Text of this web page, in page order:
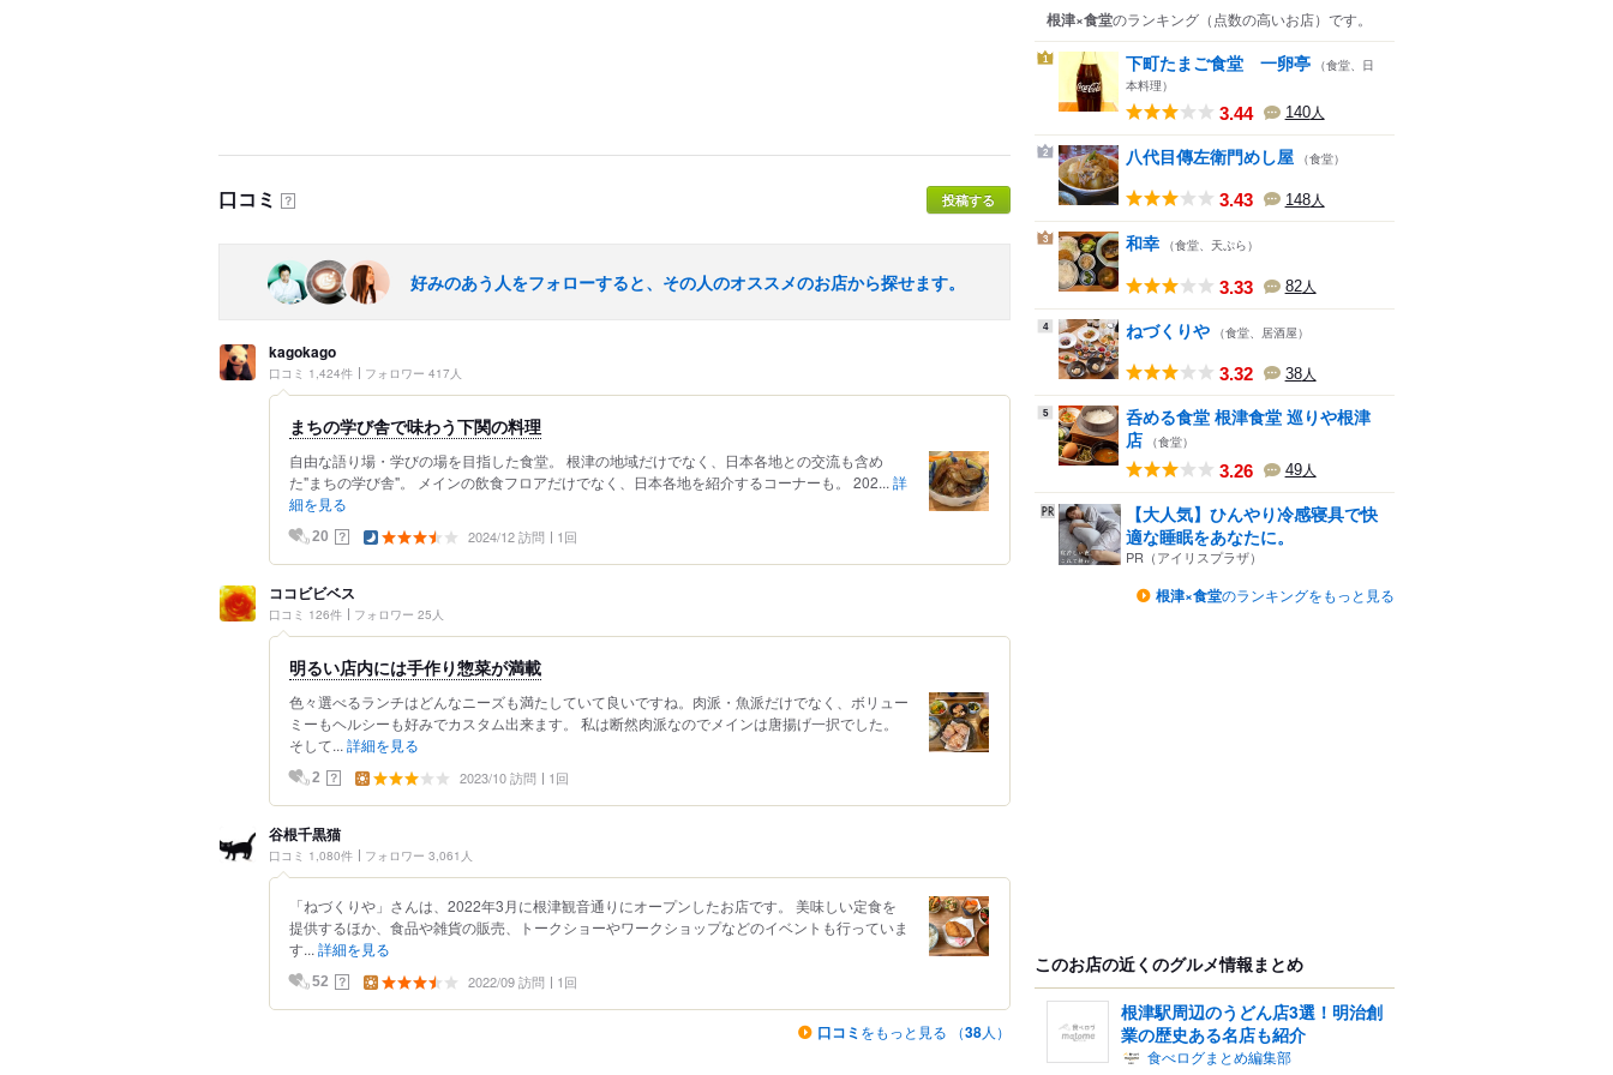
口コミ ？ 投稿する
好みのあう人をフォローすると、その人のオススメのお店から探せます。
kagokago
口コミ 1,424件 フォロワー 417人
まちの学び舎で味わう下関の料理
自由な語り場・学びの場を目指した食堂。 根津の地域だけでなく、日本各地との交流も含め
た"まちの学び舎"。 メインの飲食フロアだけでなく、日本各地を紹介するコーナーも。 202... 詳
細を見る
20 ？ 2024/12 訪問 1回
ココビビベス
口コミ 126件 フォロワー 25人
明るい店内には手作り惣菜が満載
色々選べるランチはどんなニーズも満たしていて良いですね。肉派・魚派だけでなく、ボリュー
ミーもヘルシーも好みでカスタム出来ます。 私は断然肉派なのでメインは唐揚げ一択でした。
そして... 詳細を見る
2 ？ 2023/10 訪問 1回
谷根千黒猫
口コミ 1,080件 フォロワー 3,061人
「ねづくりや」さんは、2022年3月に根津観音通りにオープンしたお店です。 美味しい定食を
提供するほか、食品や雑貨の販売、トークショーやワークショップなどのイベントも行っていま
す... 詳細を見る
52 ？ 2022/09 訪問 1回
口コミ をもっと見る （38人）
根津×食堂のランキング （点数の高いお店） です。
1 下町たまご食堂 一卵亭 （食堂、日
本料理）
3.44 140人
2 八代目傳左衛門めし屋 （食堂）
3.43 148人
3 和幸 （食堂、天ぷら）
3.33 82人
4 ねづくりや （食堂、居酒屋）
3.32 38人
5
呑める食堂 根津食堂 巡りや根津
店 （食堂）
3.26 49人
【大人気】ひんやり冷感寝具で快
適な睡眠をあなたに。
PR（アイリスプラザ）
根津×食堂のランキングをもっと見る
このお店の近くのグルメ情報まとめ
根津駅周辺のうどん店3選！明治創
業の歴史ある名店も紹介
食べログまとめ編集部